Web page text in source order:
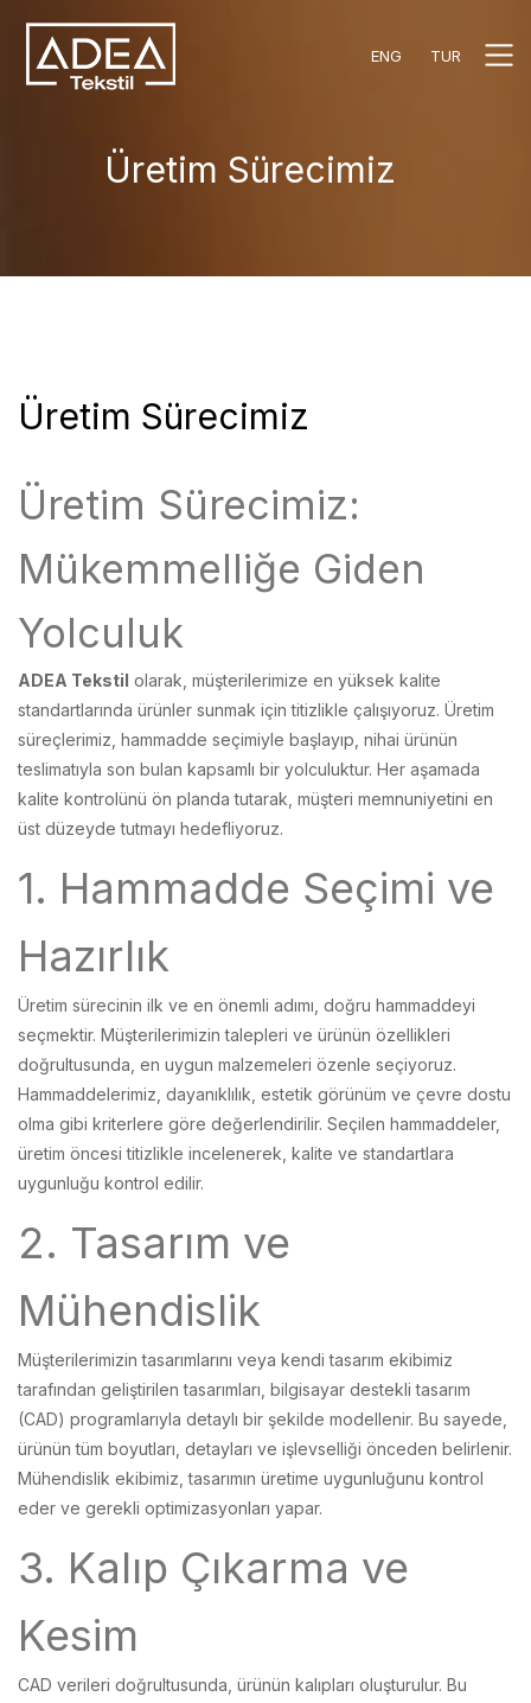
ENG TUR
Üretim Sürecimiz
Üretim Sürecimiz
Üretim Sürecimiz:
Mükemmelliğe Giden
Yolculuk
ADEA Tekstil olarak, müşterilerimize en yüksek kalite
standartlarında ürünler sunmak için titizlikle çalışıyoruz. Üretim
süreçlerimiz, hammadde seçimiyle başlayıp, nihai ürünün
teslimatıyla son bulan kapsamlı bir yolculuktur. Her aşamada
kalite kontrolünü ön planda tutarak, müşteri memnuniyetini en
üst düzeyde tutmayı hedefliyoruz.
1. Hammadde Seçimi ve
Hazırlık
Üretim sürecinin ilk ve en önemli adımı, doğru hammaddeyi
seçmektir. Müşterilerimizin talepleri ve ürünün özellikleri
doğrultusunda, en uygun malzemeleri özenle seçiyoruz.
Hammaddelerimiz, dayanıklılık, estetik görünüm ve çevre dostu
olma gibi kriterlere göre değerlendirilir. Seçilen hammaddeler,
üretim öncesi titizlikle incelenerek, kalite ve standartlara
uygunluğu kontrol edilir.
2. Tasarım ve
Mühendislik
Müşterilerimizin tasarımlarını veya kendi tasarım ekibimiz
tarafından geliştirilen tasarımları, bilgisayar destekli tasarım
(CAD) programlarıyla detaylı bir şekilde modellenir. Bu sayede,
ürünün tüm boyutları, detayları ve işlevselliği önceden belirlenir.
Mühendislik ekibimiz, tasarımın üretime uygunluğunu kontrol
eder ve gerekli optimizasyonları yapar.
3. Kalıp Çıkarma ve
Kesim
CAD verileri doğrultusunda, ürünün kalıpları oluşturulur. Bu